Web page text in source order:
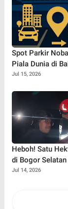
Spot Parkir
Piala Dunia di
Bogor: Nyaman
Jul 15, 2026
Heboh! Satu
di Bogor
Terbakar, Warga
Jul 14, 2026